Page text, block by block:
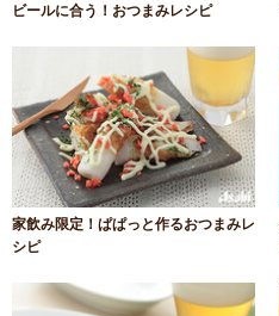
ビールに合う！おつまみレシピ
家飲み限定！ぱぱっと作るおつまみレ
シピ